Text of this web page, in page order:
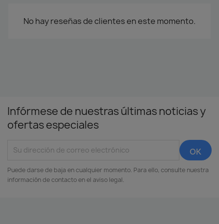
No hay reseñas de clientes en este momento.
Infórmese de nuestras últimas noticias y
ofertas especiales
Puede darse de baja en cualquier momento. Para ello, consulte nuestra
información de contacto en el aviso legal.